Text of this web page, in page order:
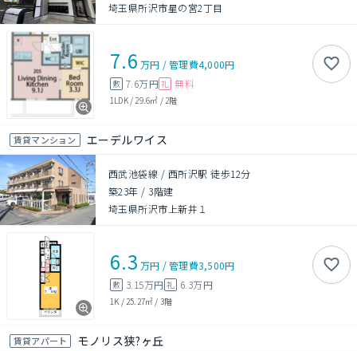
埼玉県所沢市星の宮2丁目
7.6 万円 /管理費4,000円
敷 7.6万円 礼 無料
1LDK/ 29.6㎡ / 2階
賃貸マンション エーデルワイス
西武池袋線 / 西所沢駅 徒歩12分
築23年 / 3階建
埼玉県所沢市上新井１
6.3 万円 /管理費3,500円
敷 3.15万円 礼 6.3万円
1K / 25.27㎡ / 3階
賃貸アパート モノリス狭?ヶ丘